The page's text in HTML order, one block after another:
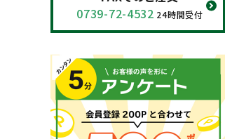
農業資材
作業用品
補修部品
0739-72-4532 24時間受付